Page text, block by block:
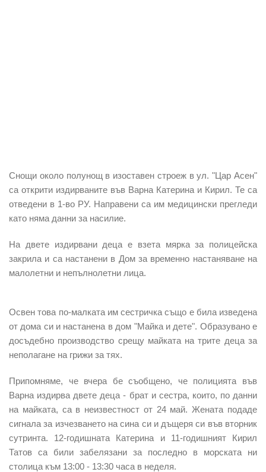
Снощи около полунощ в изоставен строеж в ул. "Цар Асен"
са открити издирваните във Варна Катерина и Кирил. Те са
отведени в 1-во РУ. Направени са им медицински прегледи
като няма данни за насилие.
На двете издирвани деца е взета мярка за полицейска
закрила и са настанени в Дом за временно настаняване на
малолетни и непълнолетни лица.
Освен това по-малката им сестричка също е била изведена
от дома си и настанена в дом "Майка и дете". Образувано е
досъдебно производство срещу майката на трите деца за
неполагане на грижи за тях.
Припомняме, че вчера бе съобщено, че полицията във
Варна издирва двете деца - брат и сестра, които, по данни
на майката, са в неизвестност от 24 май. Жената подаде
сигнала за изчезването на сина си и дъщеря си във вторник
сутринта. 12-годишната Катерина и 11-годишният Кирил
Татов са били забелязани за последно в морската ни
столица към 13:00 - 13:30 часа в неделя.